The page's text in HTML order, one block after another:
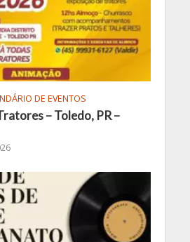
DE EVENTOS
– Toledo, PR –